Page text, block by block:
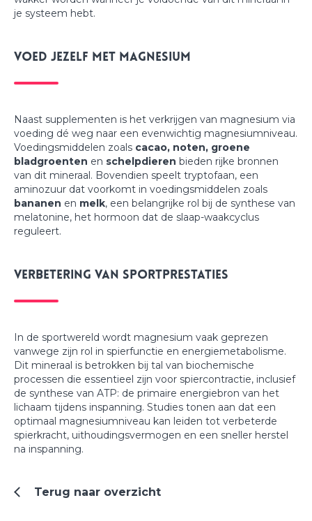
je systeem hebt.
Voed jezelf met magnesium
Naast supplementen is het verkrijgen van magnesium via
voeding dé weg naar een evenwichtig magnesiumniveau.
Voedingsmiddelen zoals cacao, noten, groene
bladgroenten en schelpdieren bieden rijke bronnen
van dit mineraal. Bovendien speelt tryptofaan, een
aminozuur dat voorkomt in voedingsmiddelen zoals
bananen en melk, een belangrijke rol bij de synthese van
melatonine, het hormoon dat de slaap-waakcyclus
reguleert.
Verbetering van sportprestaties
In de sportwereld wordt magnesium vaak geprezen
vanwege zijn rol in spierfunctie en energiemetabolisme.
Dit mineraal is betrokken bij tal van biochemische
processen die essentieel zijn voor spiercontractie, inclusief
de synthese van ATP: de primaire energiebron van het
lichaam tijdens inspanning. Studies tonen aan dat een
optimaal magnesiumniveau kan leiden tot verbeterde
spierkracht, uithoudingsvermogen en een sneller herstel
na inspanning.
Terug naar overzicht